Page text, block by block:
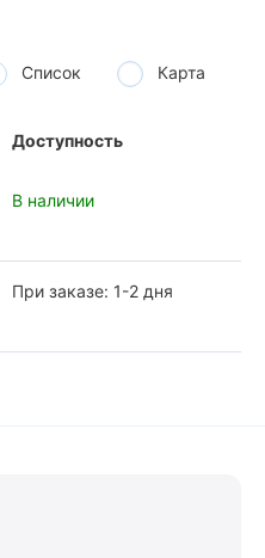
Список Карта
Доступность
В наличии
При заказе: 1-2 дня